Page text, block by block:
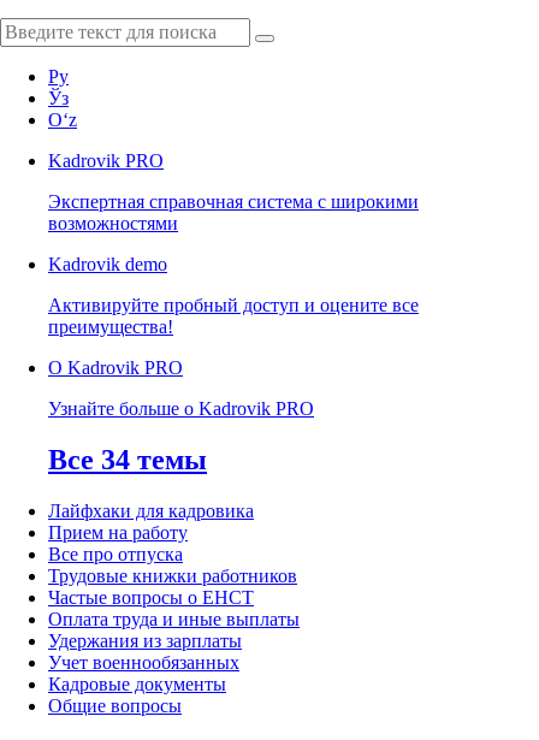
Ру
Ўз
Oʻz
Kadrovik PRO
Экспертная справочная система с широкими
возможностями
Kadrovik demo
Активируйте пробный доступ и оцените все
преимущества!
О Kadrovik PRO
Узнайте больше о Kadrovik PRO
Все 34 темы
Лайфхаки для кадровика
Прием на работу
Все про отпуска
Трудовые книжки работников
Частые вопросы о ЕНСТ
Оплата труда и иные выплаты
Удержания из зарплаты
Учет военнообязанных
Кадровые документы
Общие вопросы